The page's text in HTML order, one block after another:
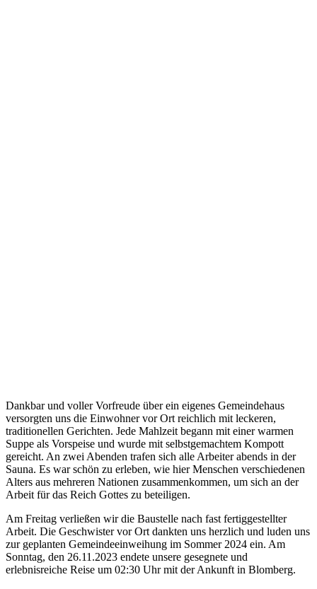
Dankbar und voller Vorfreude über ein eigenes Gemeindehaus
versorgten uns die Einwohner vor Ort reichlich mit leckeren,
traditionellen Gerichten. Jede Mahlzeit begann mit einer warmen
Suppe als Vorspeise und wurde mit selbstgemachtem Kompott
gereicht. An zwei Abenden trafen sich alle Arbeiter abends in der
Sauna. Es war schön zu erleben, wie hier Menschen verschiedenen
Alters aus mehreren Nationen zusammenkommen, um sich an der
Arbeit für das Reich Gottes zu beteiligen.
Am Freitag verließen wir die Baustelle nach fast fertiggestellter
Arbeit. Die Geschwister vor Ort dankten uns herzlich und luden uns
zur geplanten Gemeindeeinweihung im Sommer 2024 ein. Am
Sonntag, den 26.11.2023 endete unsere gesegnete und
erlebnisreiche Reise um 02:30 Uhr mit der Ankunft in Blomberg.